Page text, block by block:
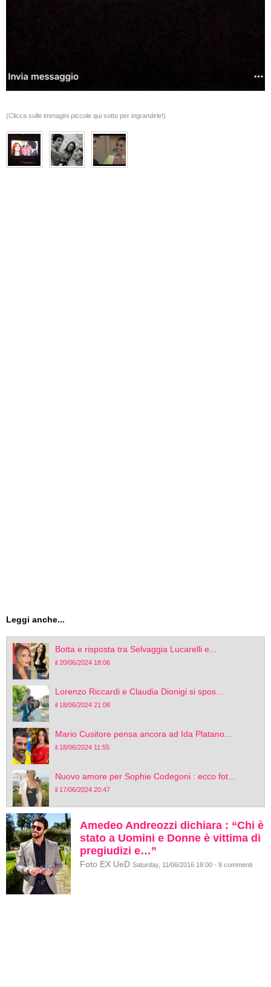
(Clicca sulle immagini piccole qui sotto per ingrandirle!)
Leggi anche...
Botta e risposta tra Selvaggia Lucarelli e...
il 20/06/2024 18:06
Lorenzo Riccardi e Claudia Dionigi si spos...
il 18/06/2024 21:08
Mario Cusitore pensa ancora ad Ida Platano...
il 18/06/2024 11:55
Nuovo amore per Sophie Codegoni : ecco fot...
il 17/06/2024 20:47
Amedeo Andreozzi dichiara : “Chi è
stato a Uomini e Donne è vittima di
pregiudizi e…”
Foto EX UeD Saturday, 11/06/2016 18:00 - 8 commenti